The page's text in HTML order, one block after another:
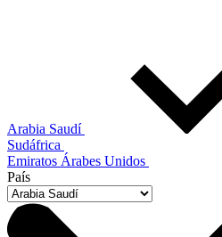
Arabia Saudí
Sudáfrica
Emiratos Árabes Unidos
País